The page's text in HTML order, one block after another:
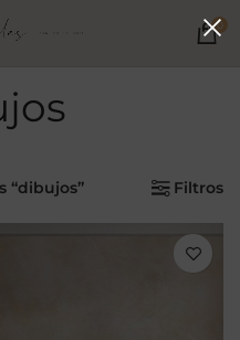
0
“dibujos” Filtros